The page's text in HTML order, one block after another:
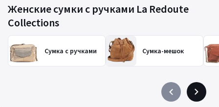
Женские сумки с ручками La Redoute
Collections
Сумка с ручками Сумка-мешок
PrécédentSuivant